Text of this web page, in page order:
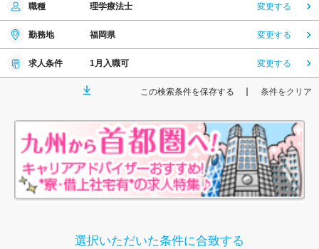
職種 理学療法士 変更する
勤務地 福岡県 変更する
求人条件 1月入職可 変更する
この検索条件を保存する 条件をクリア
選択いただいた条件に合致する